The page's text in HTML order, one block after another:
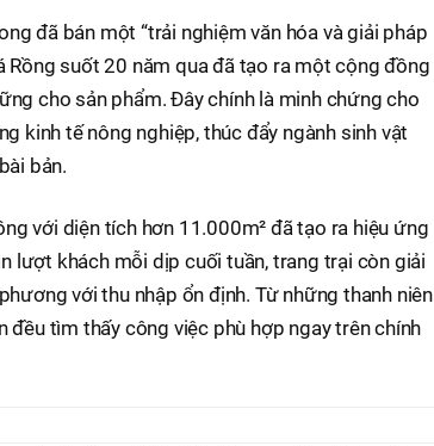
đã bán một “trải nghiệm văn hóa và giải pháp
Rồng suốt 20 năm qua đã tạo ra một cộng đồng
cho sản phẩm. Đây chính là minh chứng cho
kinh tế nông nghiệp, thúc đẩy ngành sinh vật
bản.
với diện tích hơn 11.000m² đã tạo ra hiệu ứng
lượt khách mỗi dịp cuối tuần, trang trại còn giải
với thu nhập ổn định. Từ những thanh niên
tìm thấy công việc phù hợp ngay trên chính